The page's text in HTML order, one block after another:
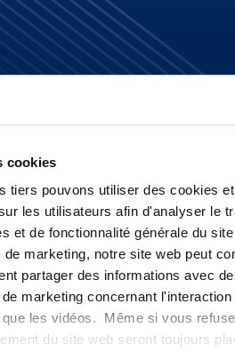
cookies
tiers pouvons utiliser des cookies
les utilisateurs afin d'analyser le
et de fonctionnalité générale du
marketing, notre site web peut
partager des informations avec
marketing concernant
les vidéos. Même si vous
du site web seront toujours
Deakins